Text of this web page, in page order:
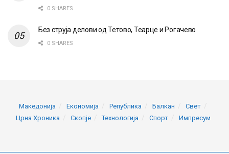
0 SHARES
Без струја делови од Тетово, Теарце и Рогачево
0 SHARES
Македонија Економија Република Балкан
Свет
Црна Хроника
Скопје Технологија Спорт Импресум